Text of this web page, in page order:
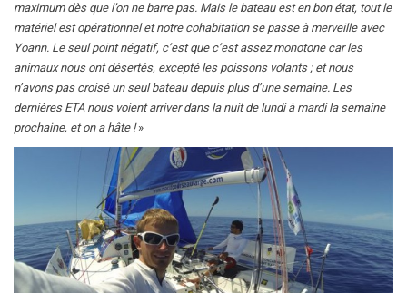
maximum dès que l’on ne barre pas. Mais le bateau est en bon état, tout le
matériel est opérationnel et notre cohabitation se passe à merveille avec
Yoann. Le seul point négatif, c’est que c’est assez monotone car les
animaux nous ont désertés, excepté les poissons volants ; et nous
n’avons pas croisé un seul bateau depuis plus d’une semaine. Les
dernières ETA nous voient arriver dans la nuit de lundi à mardi la semaine
prochaine, et on a hâte !»